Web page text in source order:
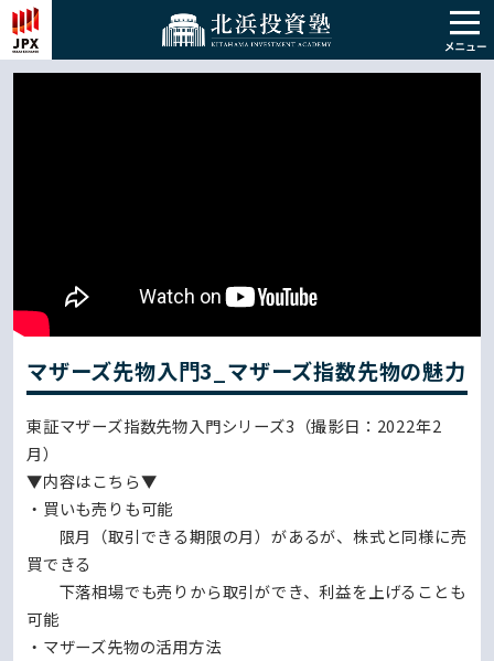
マザーズ先物入門3_マザーズ指数先物の魅力
東証マザーズ指数先物入門シリーズ3（撮影日：2022年2
月）
▼内容はこちら▼
・買いも売りも可能
限月（取引できる期限の月）があるが、株式と同様に売
買できる
下落相場でも売りから取引ができ、利益を上げることも
可能
・マザーズ先物の活用方法